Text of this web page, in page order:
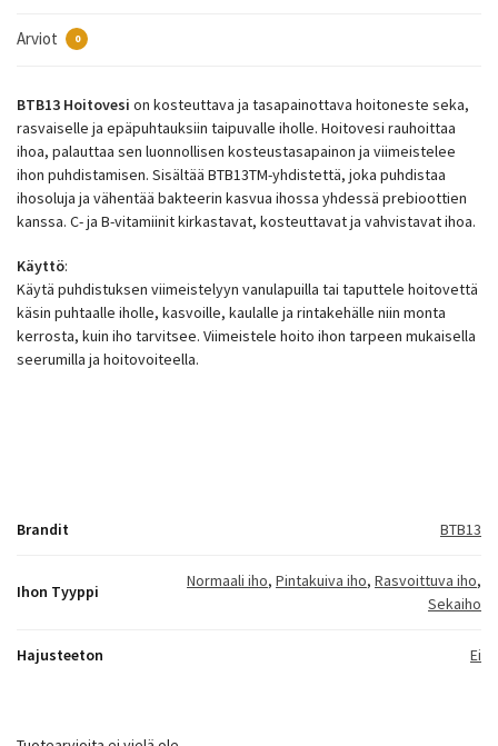
Arviot 0
BTB13 Hoitovesi on kosteuttava ja tasapainottava hoitoneste seka,
rasvaiselle ja epäpuhtauksiin taipuvalle iholle. Hoitovesi rauhoittaa
ihoa, palauttaa sen luonnollisen kosteustasapainon ja viimeistelee
ihon puhdistamisen. Sisältää BTB13TM-yhdistettä, joka puhdistaa
ihosoluja ja vähentää bakteerin kasvua ihossa yhdessä prebioottien
kanssa. C- ja B-vitamiinit kirkastavat, kosteuttavat ja vahvistavat ihoa.
Käyttö:
Käytä puhdistuksen viimeistelyyn vanulapuilla tai taputtele hoitovettä
käsin puhtaalle iholle, kasvoille, kaulalle ja rintakehälle niin monta
kerrosta, kuin iho tarvitsee. Viimeistele hoito ihon tarpeen mukaisella
seerumilla ja hoitovoiteella.
Brandit BTB13
Ihon Tyyppi
Normaali iho, Pintakuiva iho, Rasvoittuva iho,
Sekaiho
Hajusteeton Ei